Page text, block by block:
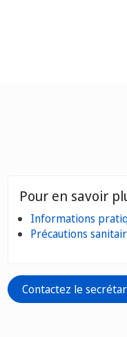
Pour en savoir
Informations
Précautions
Contactez le